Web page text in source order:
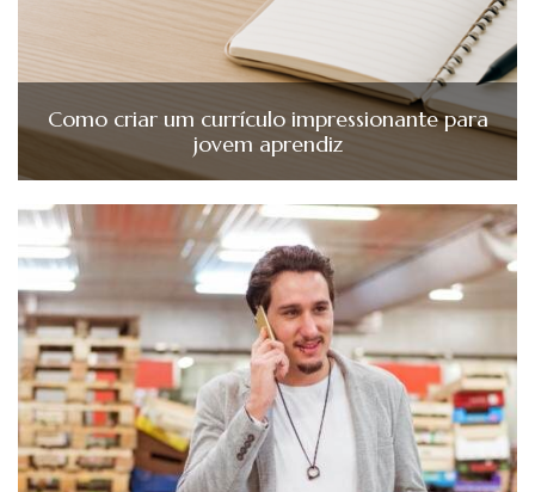
Como criar um currículo impressionante para
jovem aprendiz